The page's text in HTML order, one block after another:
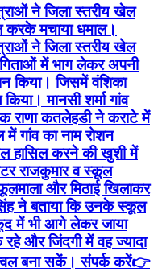
ने जिला स्तरीय खेल
करके मचाया धमाल।
ने जिला स्तरीय खेल
में भाग लेकर अपनी
किया। जिसमें वंशिका
मानसी शर्मा गांव
राणा कतलेहडी ने कराटे में
गांव का नाम रोशन
हासिल करने की खुशी में
राजकुमार व स्कूल
और मिठाई खिलाकर
ने बताया कि उनके स्कूल
में भी आगे लेकर जाया
और जिंदगी में वह ज्यादा
बना सकें। संपर्क करें👉